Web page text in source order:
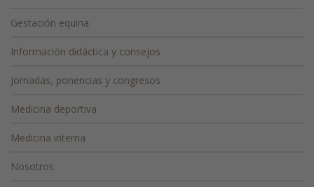
Gestación equina
Información didáctica y consejos
Jornadas, ponencias y congresos
Medicina deportiva
Medicina interna
Nosotros